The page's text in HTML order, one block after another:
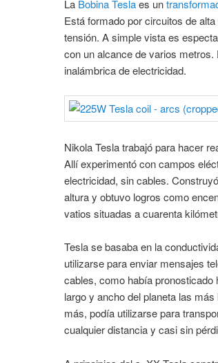
La Bobina Teslaes un
Está formado por circuitos de
tensión. A simple vista es
con un alcance de varios metros.
inalámbrica de electricidad.
Nikola Tesla trabajó para hacer
Allí experimentó con campos
electricidad, sin cables.
altura y obtuvo logros como
vatios situadas a cuarenta
Tesla se basaba en la
utilizarse para enviar mensajes
cables, como había
largo y ancho del planeta las
más, podía utilizarse para
cualquier distancia y casi sin